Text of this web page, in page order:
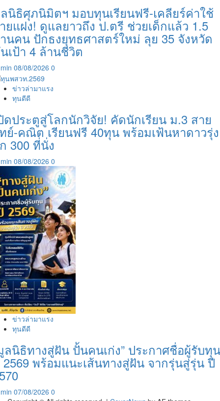
นิธิศุภนิมิตฯ มอบทุนเรียนฟรี-เคลียร์ค่าใช้
ยแฝง! ดูแลยาวถึง ป.ตรี ช่วยเด็กแล้ว 1.5
นคน ปักธงยุทธศาสตร์ใหม่ ลุย 35 จังหวัด
เป้า 4 ล้านชีวิต
08/08/2026 0
ข่าวล่ามาแรง
ทุนดีดี
ดประตูสู่โลกนักวิจัย! คัดนักเรียน ม.3 สาย
ย์-คณิต เรียนฟรี 40ทุน พร้อมเฟ้นหาดาวรุ่ง
300 ที่นั่ง
08/08/2026 0
ข่าวล่ามาแรง
ทุนดีดี
ลนิธิทางสู่ฝัน ปั้นคนเก่ง” ประกาศชื่อผู้รับทุน
พร้อมแนะเส้นทางสู่ฝัน จากรุ่นสู่รุ่น ปี
07/08/2026 0